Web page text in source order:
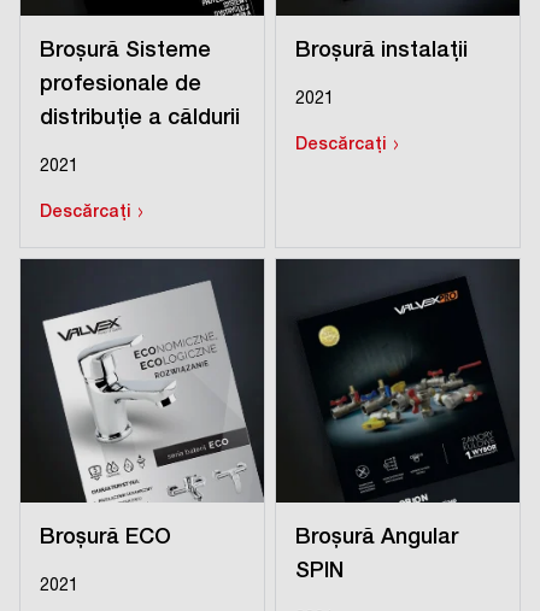
Broșură Sisteme
profesionale de
distribuție a căldurii
2021
Descărcați ›
Broșură instalații
2021
Descărcați ›
Broșură ECO
2021
Broșură Angular
SPIN